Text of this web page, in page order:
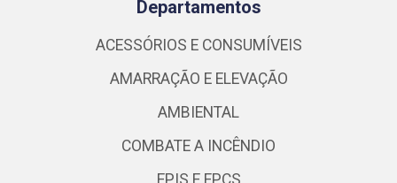
Departamentos
ACESSÓRIOS E CONSUMÍVEIS
AMARRAÇÃO E ELEVAÇÃO
AMBIENTAL
COMBATE A INCÊNDIO
EPIS E EPCS